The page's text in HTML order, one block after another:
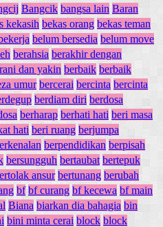
Bangcik bangsa lain Baran
kekasih bekas orang bekas teman
belum bersedia belum move
berahsia berakhir dengan
dan yakin berbaik berbaik
umur bercerai bercinta bercinta
berdiam diri berdosa
berharap berhati hati beri masa
hati beri ruang berjumpa
berpendidikan berpisah
bersungguh bertaubat bertepuk
ansur bertunang berubah
bf bf curang bf kecewa bf main
Biana biarkan dia bahagia bin
bini minta cerai block block